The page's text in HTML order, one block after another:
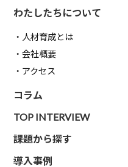
わたしたちについて
人材育成とは
会社概要
アクセス
コラム
TOP INTERVIEW
課題から探す
導入事例